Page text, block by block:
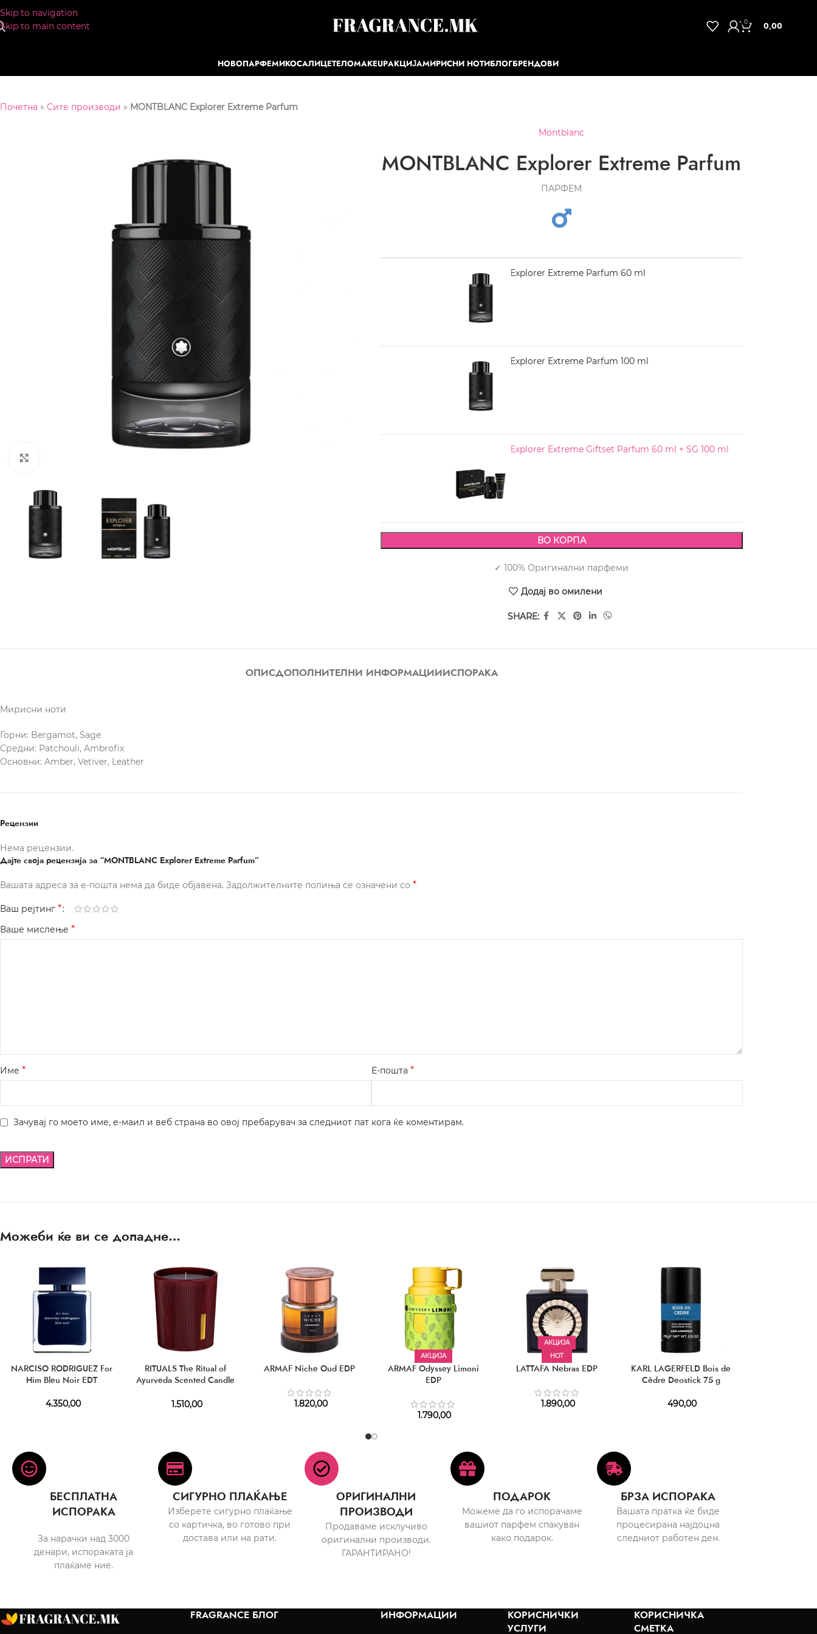
Skip to navigation
Skip to main content
0 0,00
НОВОПАРФЕМИКОСАЛИЦЕТЕЛОMAKEUPАКЦИЈАМИРИСНИ НОТИБЛОГБРЕНДОВИ
Почетна » Сите производи » MONTBLANC Explorer Extreme Parfum
Montblanc
MONTBLANC Explorer Extreme Parfum
ПАРФЕМ
MONTBLANC Explorer Extreme Parfum 60 ml
3.870,00
MONTBLANC Explorer Extreme Parfum 100 ml
4.830,00
MONTBLANC Explorer Extreme Giftset Parfum 60 ml + SG 100 ml
4.210,00
ВО КОРПА
✓ 100% Оригинални парфеми
Додај во омилени
SHARE:
ОПИСДОПОЛНИТЕЛНИ ИНФОРМАЦИИИСПОРАКА
Мирисни ноти
Горни: Bergamot, Sage
Средни: Patchouli, Ambrofix
Основни: Amber, Vetiver, Leather
Рецензии
Нема рецензии.
Дајте своја рецензија за “MONTBLANC Explorer Extreme Parfum”
Вашата адреса за е-пошта нема да биде објавена. Задолжителните полиња се означени со *
Ваш рејтинг *
Ваше мислење *
Име * Е-пошта *
Зачувај го моето име, е-маил и веб страна во овој пребарувач за следниот пат кога ќе коментирам.
Можеби ќе ви се допадне…
NARCISO RODRIGUEZ For
Him Bleu Noir EDT
4.350,00
RITUALS The Ritual of
Ayurveda Scented Candle
1.510,00
ARMAF Niche Oud EDP
1.820,00
АКЦИЈА
ARMAF Odyssey Limoni
EDP
1.790,00
АКЦИЈА
HOT
LATTAFA Nebras EDP
1.890,00
KARL LAGERFELD Bois de
Cèdre Deostick 75 g
490,00
БЕСПЛАТНА
ИСПОРАКА
За нарачки над 3000
денари, испораката ја
плаќаме ние.
СИГУРНО ПЛАЌАЊЕ
Изберете сигурно плаќање
со картичка, во готово при
достава или на рати.
ОРИГИНАЛНИ
ПРОИЗВОДИ
Продаваме исклучиво
оригинални производи.
ГАРАНТИРАНО!
ПОДАРОК
Можеме да го испорачаме
вашиот парфем спакуван
како подарок.
БРЗА ИСПОРАКА
Вашата пратка ќе биде
процесирана најдоцна
следниот работен ден.
FRAGRANCE БЛОГ ИНФОРМАЦИИ
КОРИСНИЧКИ
УСЛУГИ
КОРИСНИЧКА
СМЕТКА